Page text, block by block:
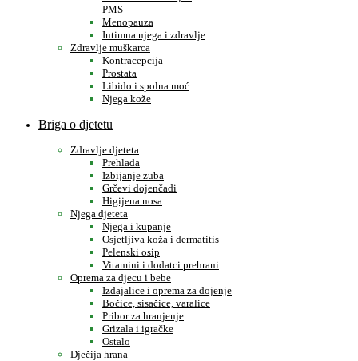
PMS
Menopauza
Intimna njega i zdravlje
Zdravlje muškarca
Kontracepcija
Prostata
Libido i spolna moć
Njega kože
Briga o djetetu
Zdravlje djeteta
Prehlada
Izbijanje zuba
Grčevi dojenčadi
Higijena nosa
Njega djeteta
Njega i kupanje
Osjetljiva koža i dermatitis
Pelenski osip
Vitamini i dodatci prehrani
Oprema za djecu i bebe
Izdajalice i oprema za dojenje
Bočice, sisačice, varalice
Pribor za hranjenje
Grizala i igračke
Ostalo
Dječija hrana